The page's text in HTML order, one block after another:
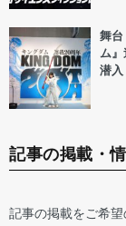
舞
ム
潜入
記事の掲載・
記事の掲載をご希